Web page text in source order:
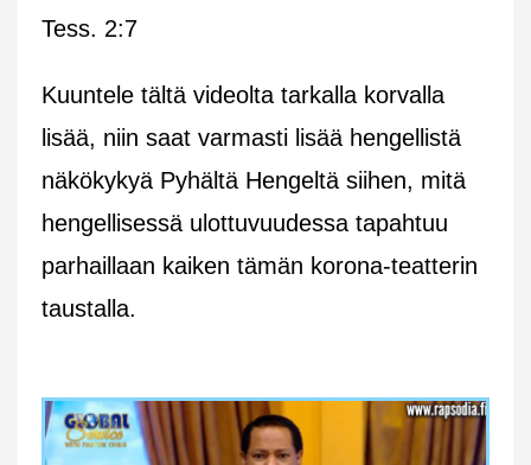
Tess. 2:7
Kuuntele tältä videolta tarkalla korvalla
lisää, niin saat varmasti lisää hengellistä
näkökykyä Pyhältä Hengeltä siihen, mitä
hengellisessä ulottuvuudessa tapahtuu
parhaillaan kaiken tämän korona-teatterin
taustalla.